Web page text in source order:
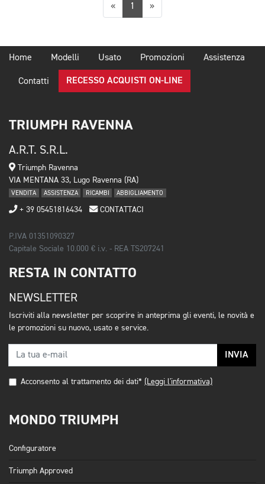
«Precedente
1 »Successiva
Home Modelli Usato Promozioni Assistenza
Contatti RECESSO ACQUISTI ON-LINE
TRIUMPH RAVENNA
A.R.T. S.R.L.
Triumph Ravenna
VIA MENTANA 33, Lugo Ravenna (RA)
VENDITA ASSISTENZA RICAMBI ABBIGLIAMENTO
+ 39 05451816434 CONTATTACI
P.IVA 01351090327
Capitale Sociale 10.000 € i.v. - REA TS207241
RESTA IN CONTATTO
NEWSLETTER
Iscriviti alla newsletter per scoprire in anteprima gli eventi, le novità e
le promozioni su nuovo, usato e service.
INVIA
Acconsento al trattamento dei dati* (Leggi l'informativa)
MONDO TRIUMPH
Configuratore
Triumph Approved